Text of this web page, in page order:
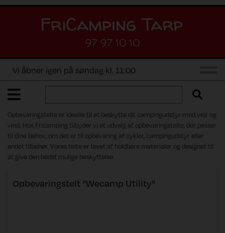
97 97 10 10
Vi åbner igen på søndag kl. 11:00
Opbevaringstelte er ideelle til at beskytte dit campingudstyr mod vejr og
vind. Hos Fricamping tilbyder vi et udvalg af opbevaringstelte, der passer
til dine behov, om det er til opbevaring af cykler, campingudstyr eller
andet tilbehør. Vores telte er lavet af holdbare materialer og designet til
at give den bedst mulige beskyttelse.
Opbevaringstelt "Wecamp Utility"